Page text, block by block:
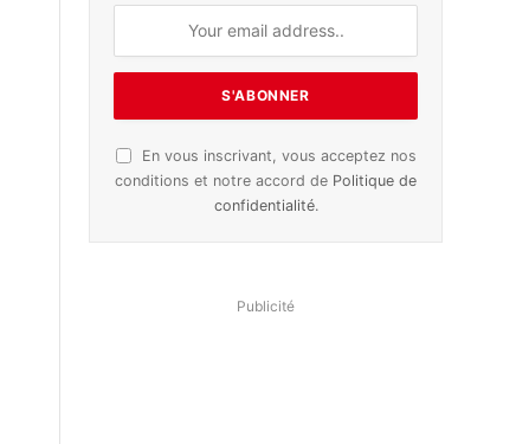
En vous inscrivant, vous acceptez nos
conditions et notre accord de Politique de
confidentialité.
Publicité